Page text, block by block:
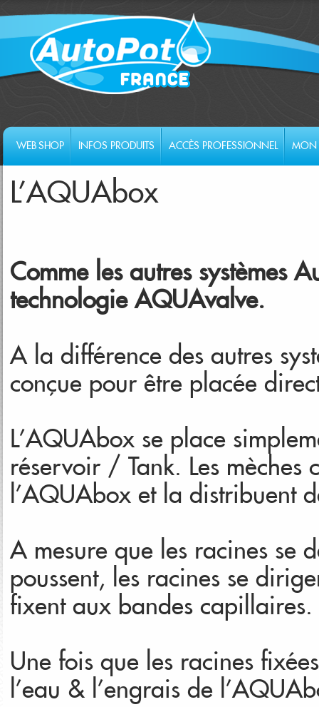
WEB SHOP INFOS PRODUITS ACCÈS PROFESSIONNEL MON
L'AQUAbox
Comme les autres systèmes
technologie AQUAvalve.
A la différence des autres
conçue pour être placée
L’AQUAbox se place
réservoir / Tank. Les mèches
l’AQUAbox et la distribuent
A mesure que les racines se
poussent, les racines se
fixent aux bandes capillaires.
Une fois que les racines
l’eau & l’engrais de